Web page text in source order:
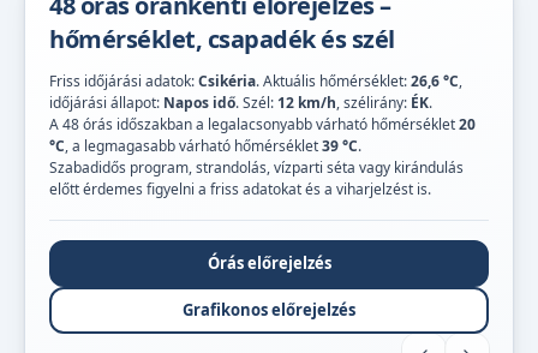
hőmérséklet, csapadék és szél
Friss időjárási adatok:Csikéria. Aktuális hőmérséklet:26,6 °C,
időjárási állapot: Napos idő. Szél: 12 km/h, szélirány: ÉK.
A 48 órás időszakban a legalacsonyabb várható hőmérséklet20
°C, a legmagasabb várható hőmérséklet39 °C.
Szabadidős program, strandolás, vízparti séta vagy kirándulás
előtt érdemes figyelni a friss adatokat és a viharjelzést is.
Órás előrejelzés
Grafikonos előrejelzés